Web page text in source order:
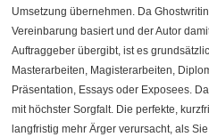
Umsetzung übernehmen. Da
Vereinbarung basiert und der Autor
Auftraggeber übergibt, ist es
Masterarbeiten, Magisterarbeiten,
Präsentation, Essays oder Exposees.
mit höchster Sorgfalt. Die perfekte,
langfristig mehr Ärger verursacht, als